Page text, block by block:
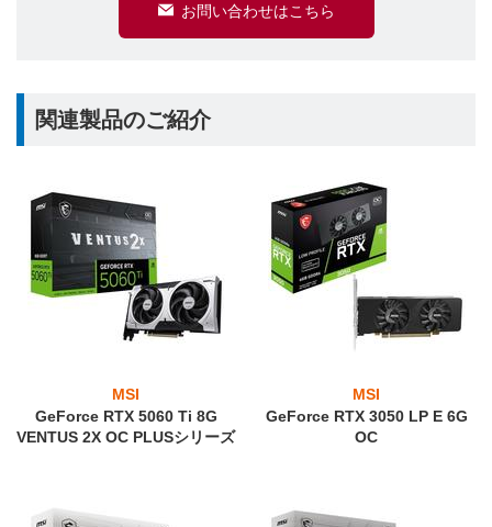
お問い合わせはこちら
関連製品のご紹介
MSI
GeForce RTX 5060 Ti 8G
VENTUS 2X OC PLUSシリーズ
MSI
GeForce RTX 3050 LP E 6G
OC